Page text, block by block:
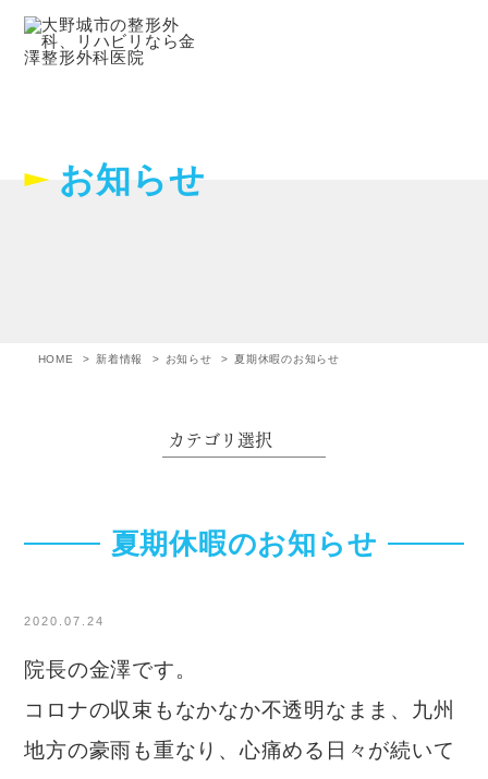
お知らせ
HOME 新着情報 お知らせ 夏期休暇のお知らせ
夏期休暇のお知らせ
2020.07.24
院長の金澤です。
コロナの収束もなかなか不透明なまま、九州
地方の豪雨も重なり、心痛める日々が続いて